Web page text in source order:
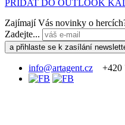
PŘIDAT DO OUTLOOK
Zajímají Vás novinky o
Zadejte...
info@artagent.cz +420